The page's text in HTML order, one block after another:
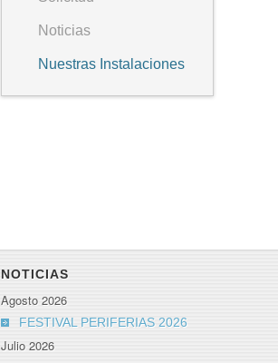
Noticias
Nuestras Instalaciones
NOTICIAS
Agosto 2026
FESTIVAL PERIFERIAS 2026
Julio 2026